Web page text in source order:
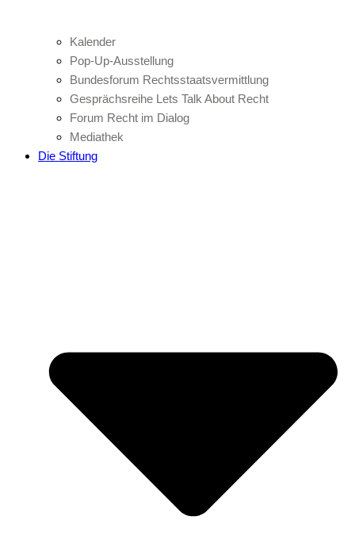
Kalender
Pop-Up-Ausstellung
Bundesforum Rechtsstaatsvermittlung
Gesprächsreihe Lets Talk About Recht
Forum Recht im Dialog
Mediathek
Die Stiftung